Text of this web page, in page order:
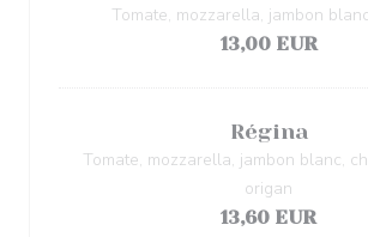
Tomate, mozzarella, jambon
13,00 EUR
Régina
Tomate, mozzarella, jambon blanc,
origan
13,60 EUR